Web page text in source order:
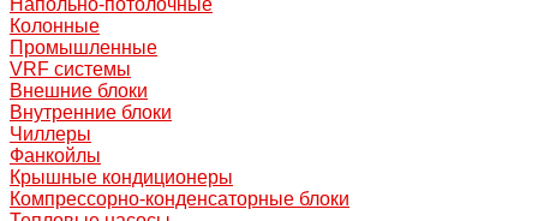
Напольно-потолочные
Колонные
Промышленные
VRF системы
Внешние блоки
Внутренние блоки
Чиллеры
Фанкойлы
Крышные кондиционеры
Компрессорно-конденсаторные блоки